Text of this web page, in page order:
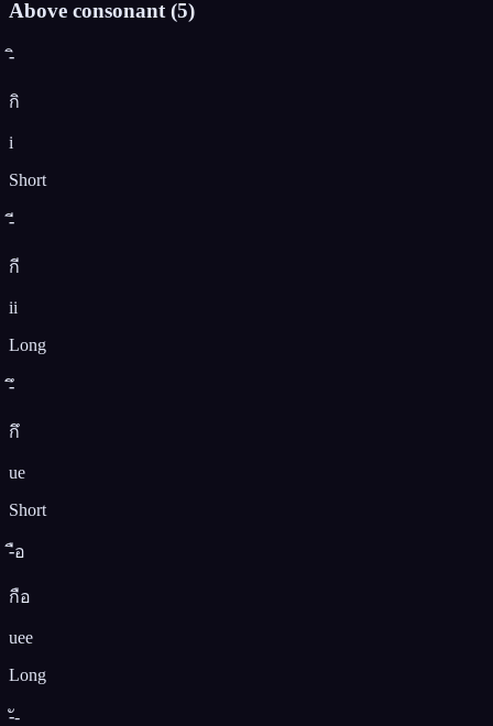
Above consonant (5)
-ิ
กิ
i
Short
-ี
กี
ii
Long
-ึ
กึ
ue
Short
-ือ
กือ
uee
Long
-ั-